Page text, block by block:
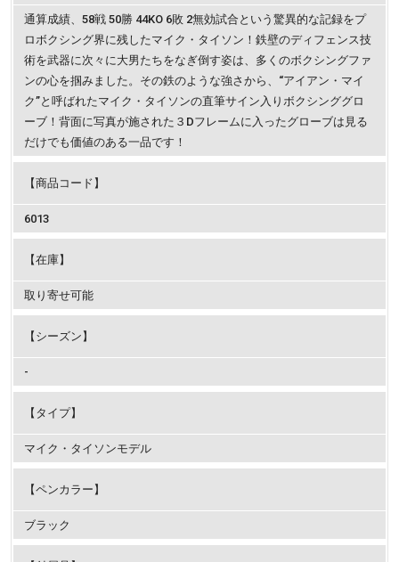
通算成績、58戦 50勝 44KO 6敗 2無効試合という驚異的な記録をプ
ロボクシング界に残したマイク・タイソン！鉄壁のディフェンス技
術を武器に次々に大男たちをなぎ倒す姿は、多くのボクシングファ
ンの心を掴みました。その鉄のような強さから、“アイアン・マイ
ク”と呼ばれたマイク・タイソンの直筆サイン入りボクシンググロ
ーブ！背面に写真が施された３Dフレームに入ったグローブは見る
だけでも価値のある一品です！
【商品コード】
6013
【在庫】
取り寄せ可能
【シーズン】
-
【タイプ】
マイク・タイソンモデル
【ペンカラー】
ブラック